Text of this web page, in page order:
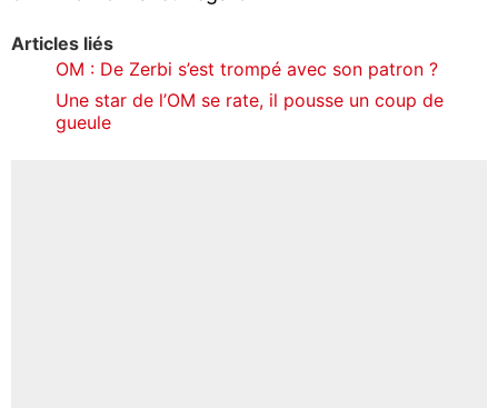
Articles liés
OM : De Zerbi s’est trompé avec son patron ?
Une star de l’OM se rate, il pousse un coup de
gueule